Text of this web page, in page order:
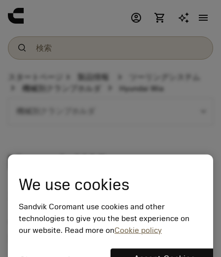
account_circle shopping_cart menu
chevron_right chevron_right
機械別クランプホルダ chevron_right Hyundai Wia
Hyundai Wia
フライス工具オプション付きターニングセン
We use cookies
Sandvik Coromant use cookies and other
technologies to give you the best experience on
our website. Read more onCookie policy